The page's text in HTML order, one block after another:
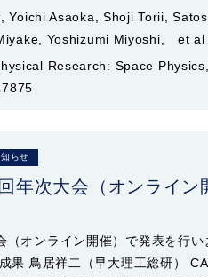
Yoichi Asaoka, Shoji Torii,
Yoshizumi Miyoshi, et al
Research: Space
らせ
年次大会（オンライン
（オンライン開催）で発表を行
果 鳥居祥二（早大理工総研）